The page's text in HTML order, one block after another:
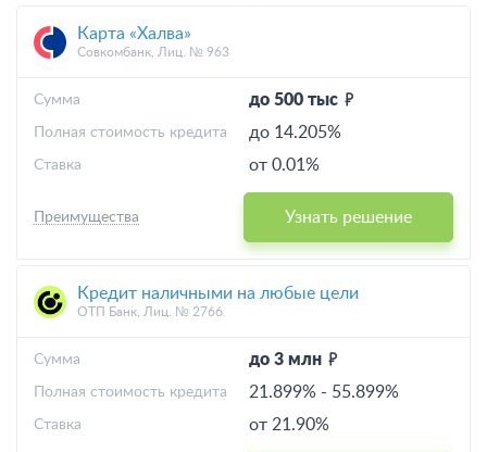
Карта «Халва»
Совкомбанк, Лиц. № 963
до 500 тыс
Cумма
до 14.205%
Полная стоимость кредита
от 0.01%
Ставка
Узнать решение
Преимущества
Кредит наличными на любые цели
ОТП Банк, Лиц. № 2766
до 3 млн
Cумма
21.899% - 55.899%
Полная стоимость кредита
от 21.90%
Ставка